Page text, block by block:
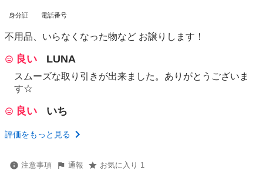
身分証 電話番号
不用品、いらなくなった物など お譲りします！
良い LUNA
スムーズな取り引きが出来ました。ありがとうございま
す☆
良い いち
評価をもっと見る
注意事項 通報 お気に入り 1